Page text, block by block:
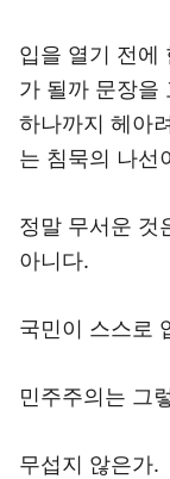
입을 열기 전에
가 될까 문장을
하나까지 헤아
는 침묵의 나선
정말 무서운 것
아니다.
국민이 스스로
민주주의는 그
무섭지 않은가.